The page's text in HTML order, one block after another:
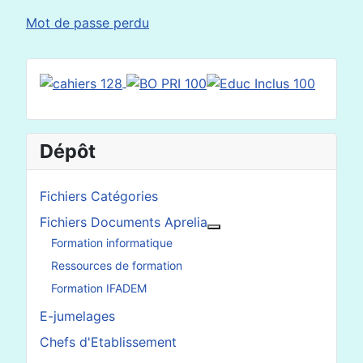
Mot de passe perdu
Dépôt
Fichiers Catégories
Fichiers Documents Aprelia
Formation informatique
Ressources de formation
Formation IFADEM
E-jumelages
Chefs d'Etablissement